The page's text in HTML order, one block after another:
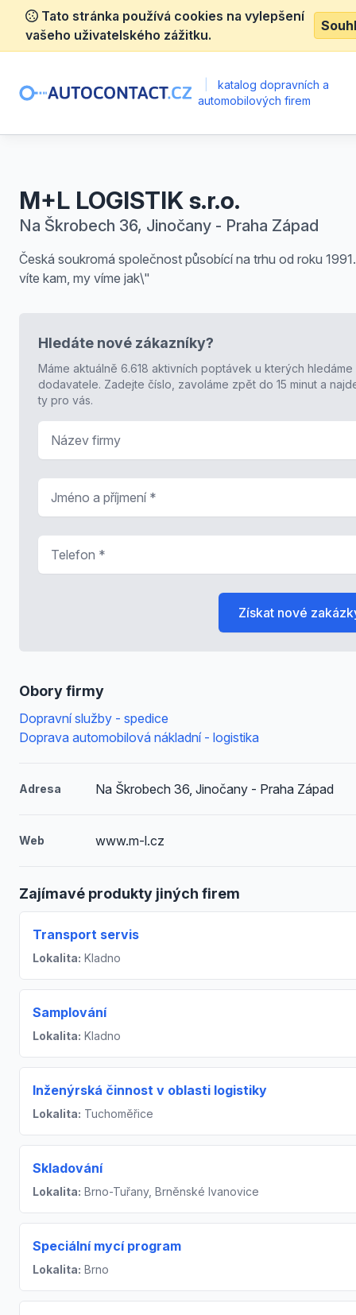
Tato stránka používá cookies na vylepšení
vašeho uživatelského zážitku.
katalog dopravních a
automobilových firem
M+L LOGISTIK s.r.o.
Na Škrobech 36, Jinočany - Praha Západ
Česká soukromá společnost působící na trhu od roku
víte kam, my víme jak\"
Obory firmy
Dopravní služby - spedice
Doprava automobilová nákladní - logistika
Adresa Na Škrobech 36, Jinočany - Praha Západ
Web www.m-l.cz
Zajímavé produkty jiných firem
Transport servis
Lokalita: Kladno
Samplování
Lokalita: Kladno
Inženýrská činnost v oblasti logistiky
Lokalita: Tuchoměřice
Skladování
Lokalita: Brno-Tuřany, Brněnské Ivanovice
Speciální mycí program
Lokalita: Brno
Hledáte nové zákazníky?
Máme aktuálně 6.618 aktivních poptávek u kterých hledáme
dodavatele. Zadejte číslo, zavoláme zpět do 15 minut a
ty pro vás.
Získat nové